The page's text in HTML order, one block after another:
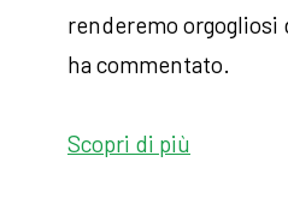
renderemo orgogliosi
ha commentato.
Scopri di più